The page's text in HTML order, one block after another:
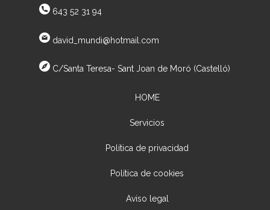
643 52 31 94
david_mundi@hotmail.com
C/Santa Teresa- Sant Joan de Moró (Castelló)
HOME
Servicios
Política de privacidad
Política de cookies
Aviso legal